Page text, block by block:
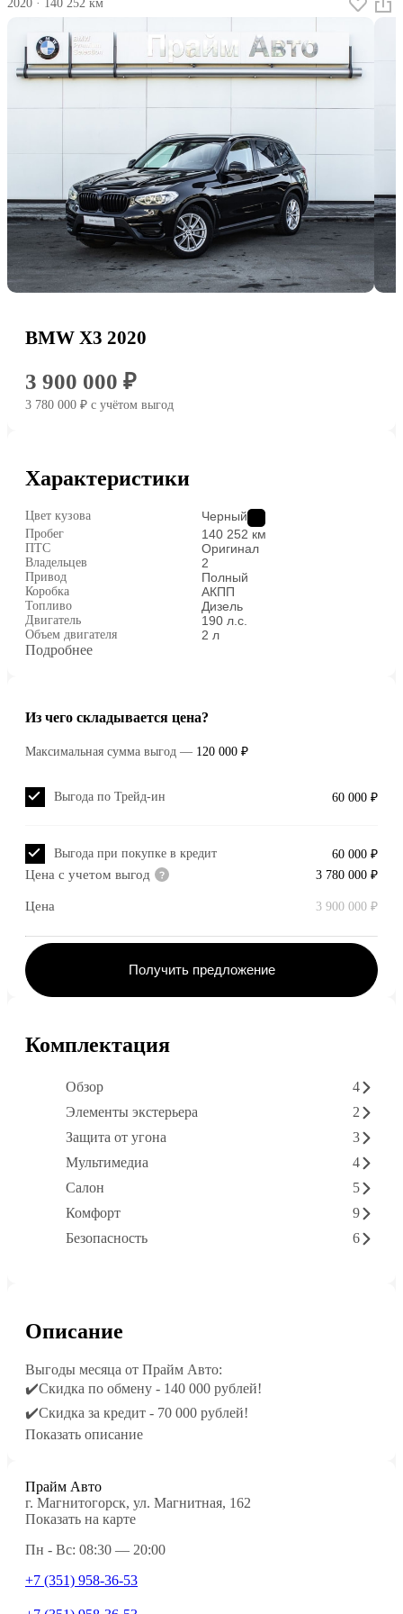
2020 · 140 252 км
BMW X3 2020
3 900 000 ₽
3 780 000 ₽ c учётом выгод
Характеристики
Цвет кузова Черный
Пробег 140 252 км
ПТС Оригинал
Владельцев 2
Привод Полный
Коробка АКПП
Топливо Дизель
Двигатель 190 л.с.
Объем двигателя 2 л
Подробнее
Из чего складывается цена?
Максимальная сумма выгод — 120 000 ₽
60 000 ₽
Выгода по Трейд-ин
60 000 ₽
Выгода при покупке в кредит
Цена с учетом выгод 3 780 000 ₽
Цена 3 900 000 ₽
Получить предложение
Комплектация
Обзор
4
Элементы экстерьера
2
Защита от угона
3
Мультимедиа
4
Салон
5
Комфорт
9
Безопасность
6
Описание
Выгоды месяца от Прайм Авто:
✔️Скидка по обмену - 140 000 рублей!
✔️Скидка за кредит - 70 000 рублей!
Показать описание
Прайм Авто
г. Магнитогорск, ул. Магнитная, 162
Показать на карте
Пн - Вс: 08:30 — 20:00
+7 (351) 958-36-53